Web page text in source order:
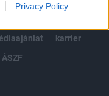
Privacy Policy
karrier
ÁSZF